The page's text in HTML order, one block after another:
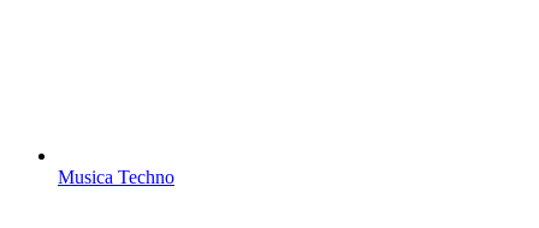
Musica Techno